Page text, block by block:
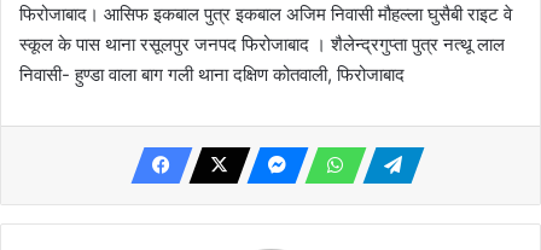
फिरोजाबाद। आसिफ इकबाल पुत्र इकबाल अजिम निवासी मौहल्ला घुसैबी राइट वे
स्कूल के पास थाना रसूलपुर जनपद फिरोजाबाद । शैलेन्द्रगुप्ता पुत्र नत्थू लाल
निवासी- हुण्डा वाला बाग गली थाना दक्षिण कोतवाली, फिरोजाबाद